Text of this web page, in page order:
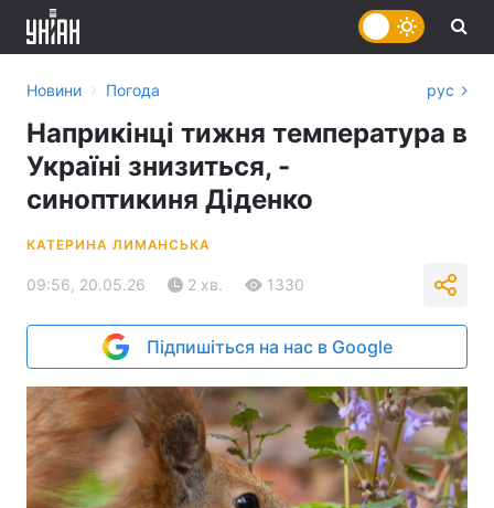
Новини › Погода рус
Наприкінці тижня температура в
Україні знизиться, -
синоптикиня Діденко
КАТЕРИНА ЛИМАНСЬКА
09:56, 20.05.26 2 хв. 1330
Підпишіться на нас в Google